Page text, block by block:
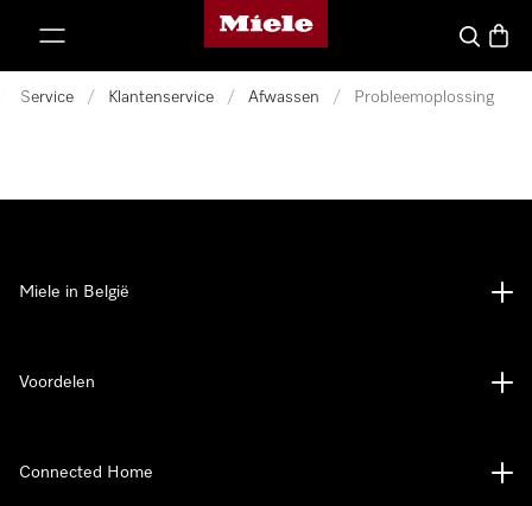
Miele homepage
Wat zoek
Service / Klantenservice / Afwassen / Probleemoplossing
Miele in België
Voordelen
Connected Home